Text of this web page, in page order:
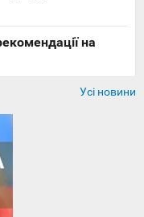
на
Усі новини